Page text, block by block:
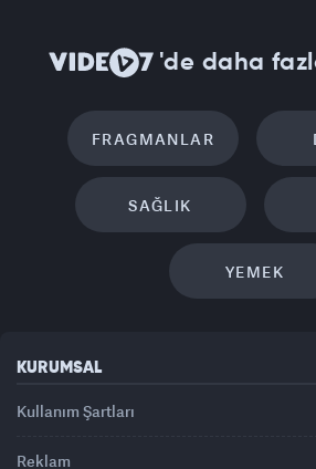
'de daha
FRAGMANLAR
SAĞLIK
YEMEK
KURUMSAL
Kullanım Şartları
Reklam